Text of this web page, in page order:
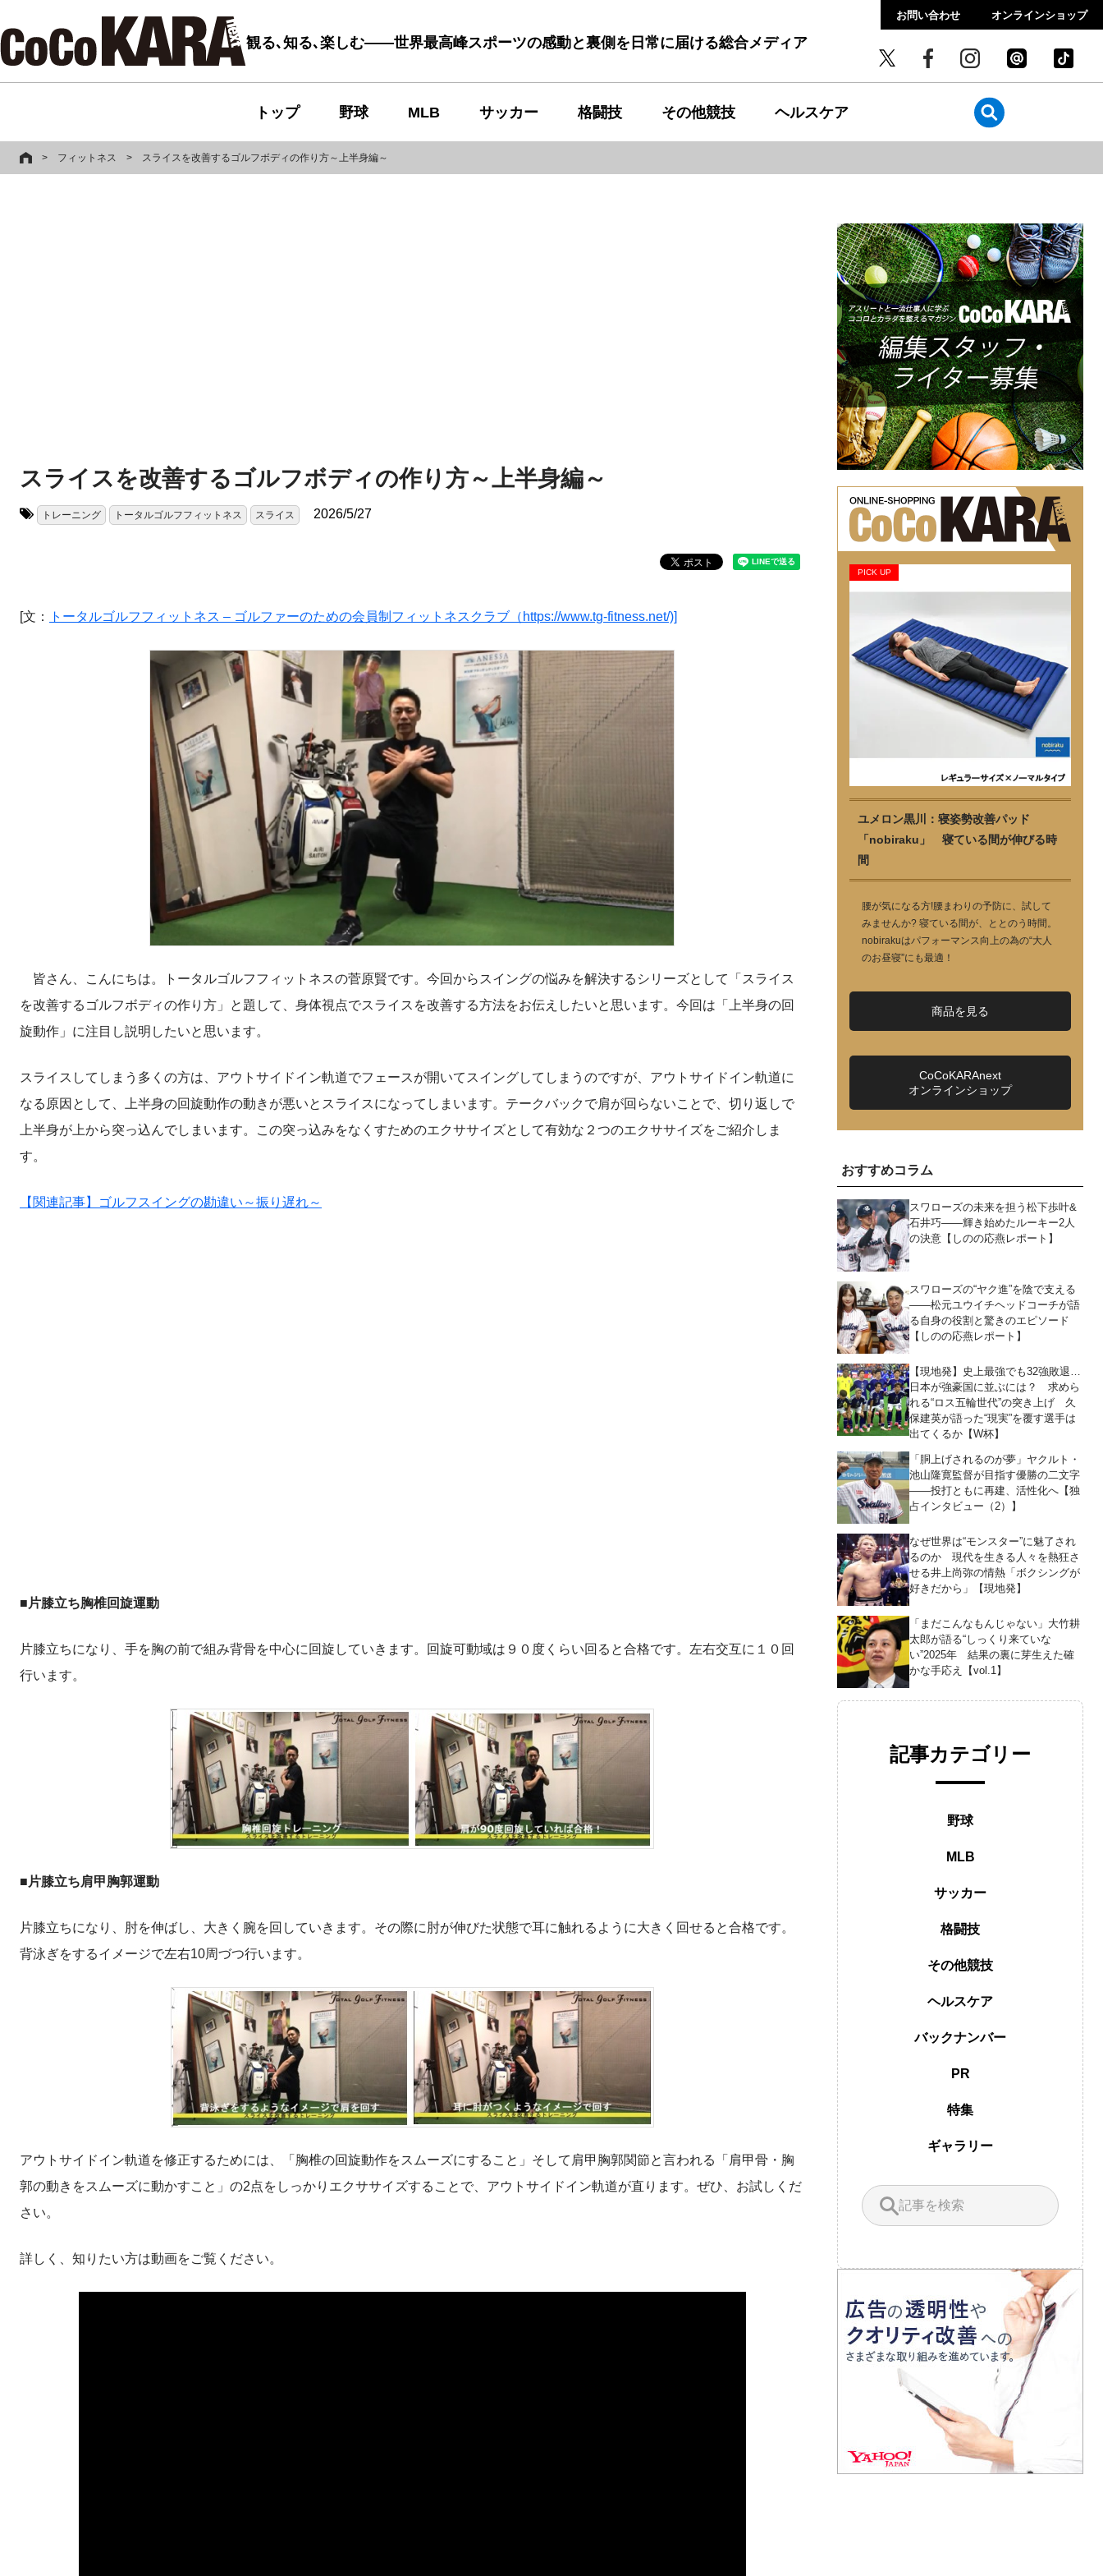
観る､知る､楽しむ――世界最高峰スポーツの感動と裏側を日常に届ける総合メディア
お問い合わせ オンラインショップ
トップ 野球 MLB サッカー 格闘技 その他競技 ヘルスケア
> フィットネス > スライスを改善するゴルフボディの作り方～上半身編～
スライスを改善するゴルフボディの作り方～上半身編～
トレーニング トータルゴルフフィットネス スライス 2026/5/27
[文： トータルゴルフフィットネス – ゴルファーのための会員制フィットネスクラブ（https://www.tg-fitness.net/)]
皆さん、こんにちは。トータルゴルフフィットネスの菅原賢です。今回からスイングの悩みを解決するシリーズとして「スライス
を改善するゴルフボディの作り方」と題して、身体視点でスライスを改善する方法をお伝えしたいと思います。今回は「上半身の回
旋動作」に注目し説明したいと思います。
スライスしてしまう多くの方は、アウトサイドイン軌道でフェースが開いてスイングしてしまうのですが、アウトサイドイン軌道に
なる原因として、上半身の回旋動作の動きが悪いとスライスになってしまいます。テークバックで肩が回らないことで、切り返しで
上半身が上から突っ込んでしまいます。この突っ込みをなくすためのエクササイズとして有効な２つのエクササイズをご紹介しま
す。
【関連記事】ゴルフスイングの勘違い～振り遅れ～
■片膝立ち胸椎回旋運動
片膝立ちになり、手を胸の前で組み背骨を中心に回旋していきます。回旋可動域は９０度くらい回ると合格です。左右交互に１０回
行います。
■片膝立ち肩甲胸郭運動
片膝立ちになり、肘を伸ばし、大きく腕を回していきます。その際に肘が伸びた状態で耳に触れるように大きく回せると合格です。
背泳ぎをするイメージで左右10周づつ行います。
アウトサイドイン軌道を修正するためには、「胸椎の回旋動作をスムーズにすること」そして肩甲胸郭関節と言われる「肩甲骨・胸
郭の動きをスムーズに動かすこと」の2点をしっかりエクササイズすることで、アウトサイドイン軌道が直ります。ぜひ、お試しくだ
さい。
詳しく、知りたい方は動画をご覧ください。
PICK UP
ユメロン黒川：寝姿勢改善パッド
「nobiraku」 寝ている間が伸びる時
間
腰が気になる方!腰まわりの予防に、試して
みませんか? 寝ている間が、ととのう時間。
nobirakuはパフォーマンス向上の為の“大人
のお昼寝”にも最適！
商品を見る
CoCoKARAnext
オンラインショップ
おすすめコラム
スワローズの未来を担う松下歩叶&
石井巧――輝き始めたルーキー2人
の決意【しのの応燕レポート】
スワローズの“ヤク進”を陰で支える
――松元ユウイチヘッドコーチが語
る自身の役割と驚きのエピソード
【しのの応燕レポート】
【現地発】史上最強でも32強敗退…
日本が強豪国に並ぶには？ 求めら
れる“ロス五輪世代”の突き上げ 久
保建英が語った“現実”を覆す選手は
出てくるか【W杯】
「胴上げされるのが夢」ヤクルト・
池山隆寛監督が目指す優勝の二文字
――投打ともに再建、活性化へ【独
占インタビュー（2）】
なぜ世界は“モンスター”に魅了され
るのか 現代を生きる人々を熱狂さ
せる井上尚弥の情熱「ボクシングが
好きだから」【現地発】
「まだこんなもんじゃない」大竹耕
太郎が語る“しっくり来ていな
い”2025年 結果の裏に芽生えた確
かな手応え【vol.1】
記事カテゴリー
野球
MLB
サッカー
格闘技
その他競技
ヘルスケア
バックナンバー
PR
特集
ギャラリー